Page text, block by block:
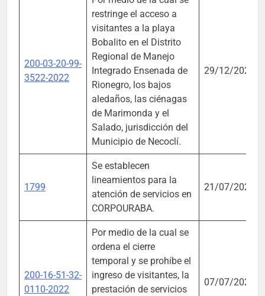
200-03-20-99-
3522-2022
restringe el acceso a
visitantes a la playa
Bobalito en el Distrito
Regional de Manejo
Integrado Ensenada de
Rionegro, los bajos
aledaños, las ciénagas
de Marimonda y el
Salado, jurisdicción del
Municipio de Necoclí.
29/12/2022
1799
Se establecen
lineamientos para la
atención de servicios en
CORPOURABA.
21/07/2022
200-16-51-32-
0110-2022
Por medio de la cual se
ordena el cierre
temporal y se prohíbe el
ingreso de visitantes, la
prestación de servicios
07/07/2022